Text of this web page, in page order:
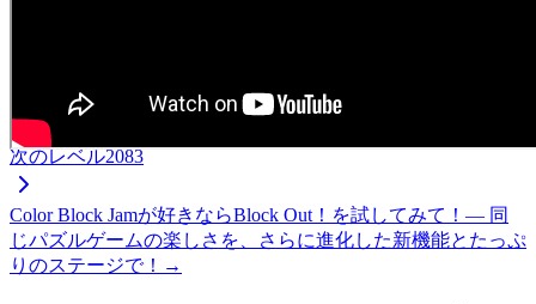
次のレベル2083
Color Block Jamが好きならBlock Out！を試してみて！— 同
じパズルゲームの楽しさを、さらに進化した新機能とたっぷ
りのステージで！→